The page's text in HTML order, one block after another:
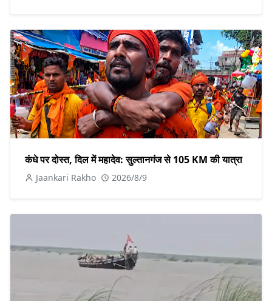
कंधे पर दोस्त, दिल में महादेव: सुल्तानगंज से 105 KM की यात्रा
Jaankari Rakho 2026/8/9